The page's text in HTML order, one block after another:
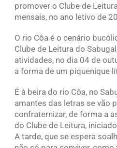
promover o Clube de
mensais, no ano letivo de
O rio Côa é o cenário
Clube de Leitura do
atividades, no dia 04 de
a forma de um piquenique
É à beira do rio Côa, no
amantes das letras se vão
confraternizar, de forma a
do Clube de Leitura,
A tarde, que se espera